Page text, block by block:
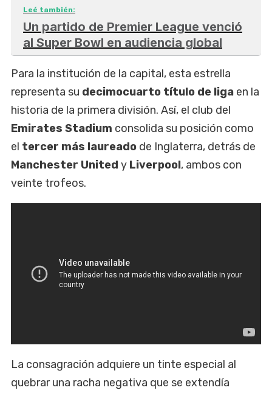
Leé también:
Un partido de Premier League venció
al Super Bowl en audiencia global
Para la institución de la capital, esta estrella
representa su decimocuarto título de liga en la
historia de la primera división. Así, el club del
Emirates Stadium consolida su posición como
el tercer más laureado de Inglaterra, detrás de
Manchester United y Liverpool, ambos con
veinte trofeos.
La consagración adquiere un tinte especial al
quebrar una racha negativa que se extendía